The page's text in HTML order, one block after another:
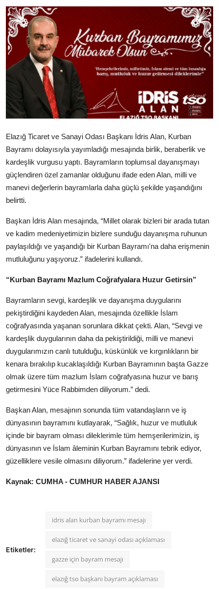
Elazığ Ticaret ve Sanayi Odası Başkanı İdris Alan, Kurban
Bayramı dolayısıyla yayımladığı mesajında birlik, beraberlik ve
kardeşlik vurgusu yaptı. Bayramların toplumsal dayanışmayı
güçlendiren özel zamanlar olduğunu ifade eden Alan, milli ve
manevi değerlerin bayramlarla daha güçlü şekilde yaşandığını
belirtti.
Başkan İdris Alan mesajında, “Millet olarak bizleri bir arada tutan
ve kadim medeniyetimizin bizlere sunduğu dayanışma ruhunun
paylaşıldığı ve yaşandığı bir Kurban Bayramı'na daha erişmenin
mutluluğunu yaşıyoruz.” ifadelerini kullandı.
“Kurban Bayramı Mazlum Coğrafyalara Huzur Getirsin”
Bayramların sevgi, kardeşlik ve dayanışma duygularını
pekiştirdiğini kaydeden Alan, mesajında özellikle İslam
coğrafyasında yaşanan sorunlara dikkat çekti. Alan, “Sevgi ve
kardeşlik duygularının daha da pekiştirildiği, milli ve manevi
duygularımızın canlı tutulduğu, küskünlük ve kırgınlıkların bir
kenara bırakılıp kucaklaşıldığı Kurban Bayramının başta Gazze
olmak üzere tüm mazlum İslam coğrafyasına huzur ve barış
getirmesini Yüce Rabbimden diliyorum.” dedi.
Başkan Alan, mesajının sonunda tüm vatandaşların ve iş
dünyasının bayramını kutlayarak, “Sağlık, huzur ve mutluluk
içinde bir bayram olması dileklerimle tüm hemşerilerimizin, iş
dünyasının ve İslam âleminin Kurban Bayramını tebrik ediyor,
güzelliklere vesile olmasını diliyorum.” ifadelerine yer verdi.
Kaynak: CUMHA - CUMHUR HABER AJANSI
Etiketler:
idris alan kurban bayramı mesajı
elazığ ticaret ve sanayi odası açıklaması
gazze için bayram mesajı
elazığ tso başkanı bayram açıklaması